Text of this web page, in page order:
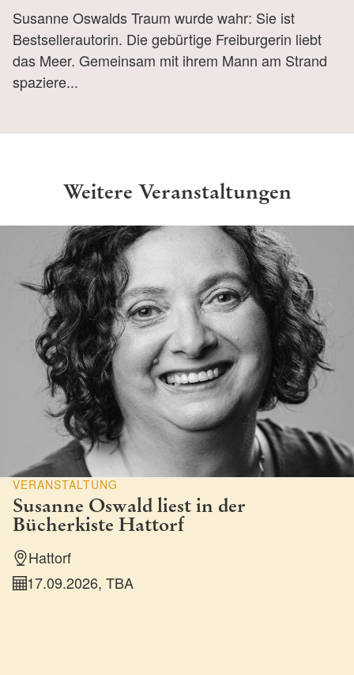
Susanne Oswalds Traum wurde wahr: Sie ist
Bestsellerautorin. Die gebürtige Freiburgerin liebt
das Meer. Gemeinsam mit ihrem Mann am Strand
spaziere...
Weitere Veranstaltungen
VERANSTALTUNG
Susanne Oswald liest in der
Bücherkiste Hattorf
Hattorf
17.09.2026, TBA